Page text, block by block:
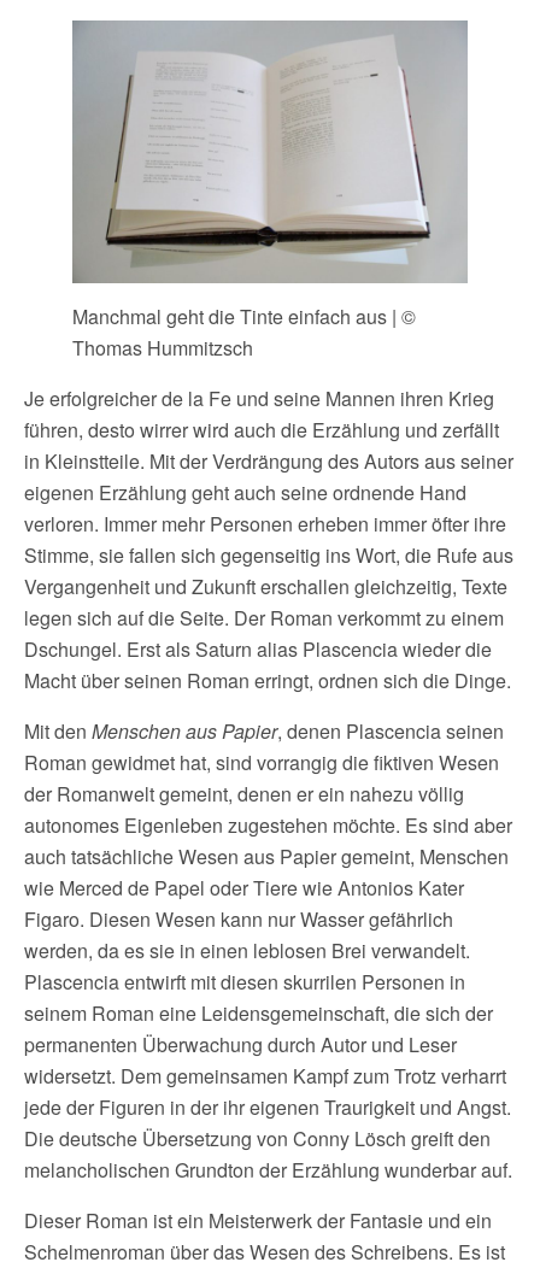
Manchmal geht die Tinte einfach aus | ©
Thomas Hummitzsch
Je erfolgreicher de la Fe und seine Mannen ihren Krieg
führen, desto wirrer wird auch die Erzählung und zerfällt
in Kleinstteile. Mit der Verdrängung des Autors aus seiner
eigenen Erzählung geht auch seine ordnende Hand
verloren. Immer mehr Personen erheben immer öfter ihre
Stimme, sie fallen sich gegenseitig ins Wort, die Rufe aus
Vergangenheit und Zukunft erschallen gleichzeitig, Texte
legen sich auf die Seite. Der Roman verkommt zu einem
Dschungel. Erst als Saturn alias Plascencia wieder die
Macht über seinen Roman erringt, ordnen sich die Dinge.
Mit den Menschen aus Papier, denen Plascencia seinen
Roman gewidmet hat, sind vorrangig die fiktiven Wesen
der Romanwelt gemeint, denen er ein nahezu völlig
autonomes Eigenleben zugestehen möchte. Es sind aber
auch tatsächliche Wesen aus Papier gemeint, Menschen
wie Merced de Papel oder Tiere wie Antonios Kater
Figaro. Diesen Wesen kann nur Wasser gefährlich
werden, da es sie in einen leblosen Brei verwandelt.
Plascencia entwirft mit diesen skurrilen Personen in
seinem Roman eine Leidensgemeinschaft, die sich der
permanenten Überwachung durch Autor und Leser
widersetzt. Dem gemeinsamen Kampf zum Trotz verharrt
jede der Figuren in der ihr eigenen Traurigkeit und Angst.
Die deutsche Übersetzung von Conny Lösch greift den
melancholischen Grundton der Erzählung wunderbar auf.
Dieser Roman ist ein Meisterwerk der Fantasie und ein
Schelmenroman über das Wesen des Schreibens. Es ist